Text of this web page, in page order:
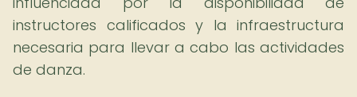
instructores calificados y la infraestructura
necesaria para llevar a cabo las actividades
de danza.